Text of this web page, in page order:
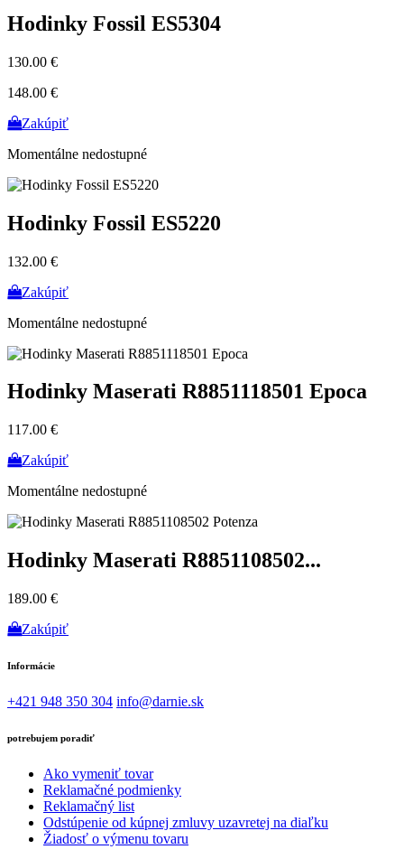
Hodinky Fossil ES5304
130.00 €
148.00 €
Zakúpiť
Momentálne nedostupné
Hodinky Fossil ES5220
132.00 €
Zakúpiť
Momentálne nedostupné
Hodinky Maserati R8851118501 Epoca
117.00 €
Zakúpiť
Momentálne nedostupné
Hodinky Maserati R8851108502...
189.00 €
Zakúpiť
Informácie
+421 948 350 304 info@darnie.sk
potrebujem poradiť
Ako vymeniť tovar
Reklamačné podmienky
Reklamačný list
Odstúpenie od kúpnej zmluvy uzavretej na diaľku
Žiadosť o výmenu tovaru